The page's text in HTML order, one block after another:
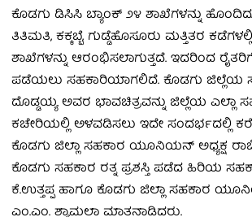
ಕೊಡಗು ಡಿಸಿಸಿ ಬ್ಯಾಂಕ್ ೨೪ ಶಾಖೆಗಳನ್ನು
ತಿತಿಮತಿ, ಕಕ್ಕಬ್ಬೆ, ಗುಡ್ಡೆಹೊಸೂರು ಮತ್ತಿತರ
ಶಾಖೆಗಳನ್ನು ಆರಂಭಿಸಲಾಗುತ್ತದೆ. ಇದರಿಂದ
ಪಡೆಯಲು ಸಹಕಾರಿಯಾಗಲಿದೆ. ಕೊಡಗು ಜಿಲ್ಲೆಯ
ದೊಡ್ಡಯ್ಯ ಅವರ ಭಾವಚಿತ್ರವನ್ನು ಜಿಲ್ಲೆಯ ಎಲ್ಲಾ
ಕಚೇರಿಯಲ್ಲಿ ಅಳವಡಿಸಲು ಇದೇ ಸಂದರ್ಭದಲ್ಲಿ
ಕೊಡಗು ಜಿಲ್ಲಾ ಸಹಕಾರ ಯೂನಿಯನ್‌ ಅಧ್ಯಕ್ಷ
ಕೊಡಗು ಸಹಕಾರ ರತ್ನ ಪ್ರಶಸ್ತಿ ಪಡೆದ ಹಿರಿಯ
ಕೆ.ಉತ್ತಪ್ಪ ಹಾಗೂ ಕೊಡಗು ಜಿಲ್ಲಾ ಸಹಕಾರ